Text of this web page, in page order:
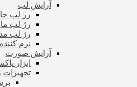
آرایش لب
رژ لب
رژ لب
رژ لب
نرم
آرایش صورت
ابزار
تجهیزات